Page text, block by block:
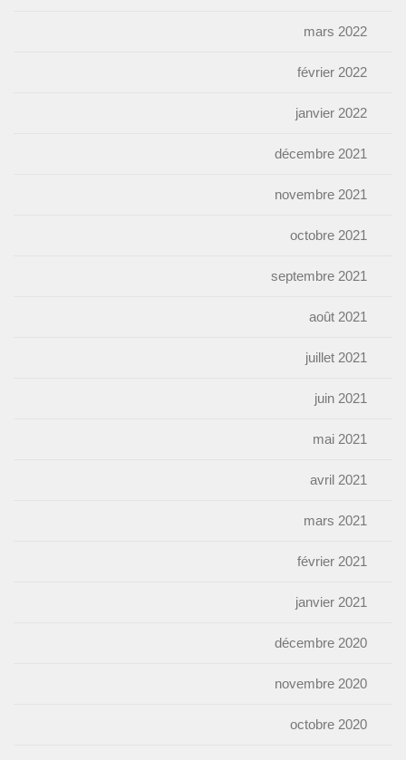
mars 2022
février 2022
janvier 2022
décembre 2021
novembre 2021
octobre 2021
septembre 2021
août 2021
juillet 2021
juin 2021
mai 2021
avril 2021
mars 2021
février 2021
janvier 2021
décembre 2020
novembre 2020
octobre 2020